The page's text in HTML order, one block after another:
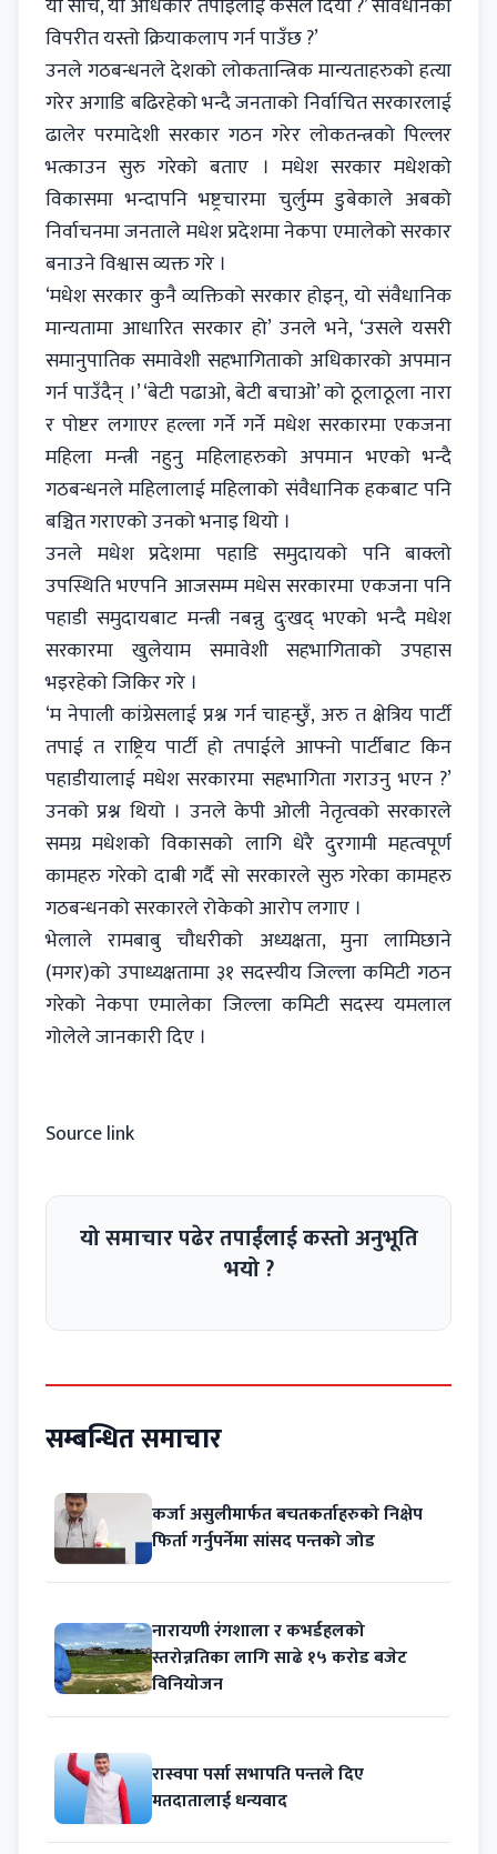
यो सोच, यो अधिकार तपाइलाई कसले दियो ?’ संविधानको
विपरीत यस्तो क्रियाकलाप गर्न पाउँछ ?’
उनले गठबन्धनले देशको लोकतान्त्रिक मान्यताहरुको हत्या
गरेर अगाडि बढिरहेको भन्दै जनताको निर्वाचित सरकारलाई
ढालेर परमादेशी सरकार गठन गरेर लोकतन्त्रको पिल्लर
भत्काउन सुरु गरेको बताए । मधेश सरकार मधेशको
विकासमा भन्दापनि भष्ट्रचारमा चुर्लुम्म डुबेकाले अबको
निर्वाचनमा जनताले मधेश प्रदेशमा नेकपा एमालेको सरकार
बनाउने विश्वास व्यक्त गरे ।
‘मधेश सरकार कुनै व्यक्तिको सरकार होइन्, यो संवैधानिक
मान्यतामा आधारित सरकार हो’ उनले भने, ‘उसले यसरी
समानुपातिक समावेशी सहभागिताको अधिकारको अपमान
गर्न पाउँदैन् ।’ ‘बेटी पढाओ, बेटी बचाओ’ को ठूलाठूला नारा
र पोष्टर लगाएर हल्ला गर्ने गर्ने मधेश सरकारमा एकजना
महिला मन्त्री नहुनु महिलाहरुको अपमान भएको भन्दै
गठबन्धनले महिलालाई महिलाको संवैधानिक हकबाट पनि
बञ्चित गराएको उनको भनाइ थियो ।
उनले मधेश प्रदेशमा पहाडि समुदायको पनि बाक्लो
उपस्थिति भएपनि आजसम्म मधेस सरकारमा एकजना पनि
पहाडी समुदायबाट मन्त्री नबन्नु दुःखद् भएको भन्दै मधेश
सरकारमा खुलेयाम समावेशी सहभागिताको उपहास
भइरहेको जिकिर गरे ।
‘म नेपाली कांग्रेसलाई प्रश्न गर्न चाहन्छुँ, अरु त क्षेत्रिय पार्टी
तपाई त राष्ट्रिय पार्टी हो तपाईले आफ्नो पार्टीबाट किन
पहाडीयालाई मधेश सरकारमा सहभागिता गराउनु भएन ?’
उनको प्रश्न थियो । उनले केपी ओली नेतृत्वको सरकारले
समग्र मधेशको विकासको लागि धेरै दुरगामी महत्वपूर्ण
कामहरु गरेको दाबी गर्दै सो सरकारले सुरु गरेका कामहरु
गठबन्धनको सरकारले रोकेको आरोप लगाए ।
भेलाले रामबाबु चौधरीको अध्यक्षता, मुना लामिछाने
(मगर)को उपाध्यक्षतामा ३१ सदस्यीय जिल्ला कमिटी गठन
गरेको नेकपा एमालेका जिल्ला कमिटी सदस्य यमलाल
गोलेले जानकारी दिए ।
Source link
यो समाचार पढेर तपाईंलाई कस्तो अनुभूति
भयो ?
सम्बन्धित समाचार
कर्जा असुलीमार्फत बचतकर्ताहरुको निक्षेप
फिर्ता गर्नुपर्नेमा सांसद पन्तको जोड
नारायणी रंगशाला र कभर्डहलको
स्तरोन्नतिका लागि साढे १५ करोड बजेट
विनियोजन
रास्वपा पर्सा सभापति पन्तले दिए
मतदातालाई धन्यवाद